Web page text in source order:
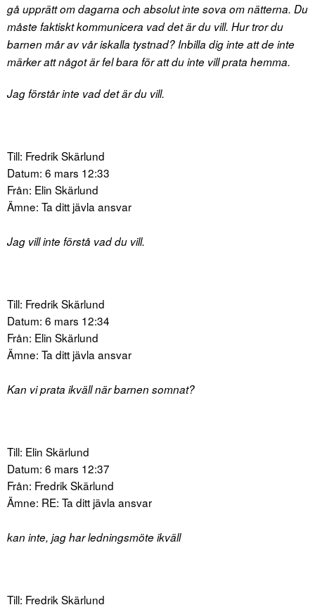
gå upprätt om dagarna och absolut inte sova om nätterna. Du
måste faktiskt kommunicera vad det är du vill. Hur tror du
barnen mår av vår iskalla tystnad? Inbilla dig inte att de inte
märker att något är fel bara för att du inte vill prata hemma.
Jag förstår inte vad det är du vill.
Till: Fredrik Skärlund
Datum: 6 mars 12:33
Från: Elin Skärlund
Ämne: Ta ditt jävla ansvar
Jag vill inte förstå vad du vill.
Till: Fredrik Skärlund
Datum: 6 mars 12:34
Från: Elin Skärlund
Ämne: Ta ditt jävla ansvar
Kan vi prata ikväll när barnen somnat?
Till: Elin Skärlund
Datum: 6 mars 12:37
Från: Fredrik Skärlund
Ämne: RE: Ta ditt jävla ansvar
kan inte, jag har ledningsmöte ikväll
Till: Fredrik Skärlund